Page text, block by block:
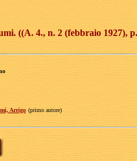
((A. 4., n. 2 (febbraio 1927),
Arrigo (primo autore)